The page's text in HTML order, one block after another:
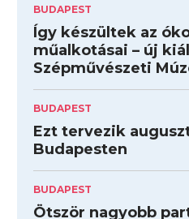
BUDAPEST
Így készültek az
műalkotásai – új
Szépművészeti
BUDAPEST
Ezt tervezik
Budapesten
BUDAPEST
Ötször nagyobb